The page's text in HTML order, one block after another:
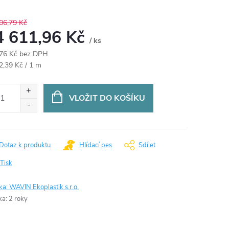
Kč
611,96 Kč / ks
Kč bez DPH
Kč / 1 m
VLOŽIT DO KOŠÍKU
Tisk
Dotaz k produktu Hlídací pes Sdílet
WAVIN Ekoplastik s.r.o.
: 2 roky